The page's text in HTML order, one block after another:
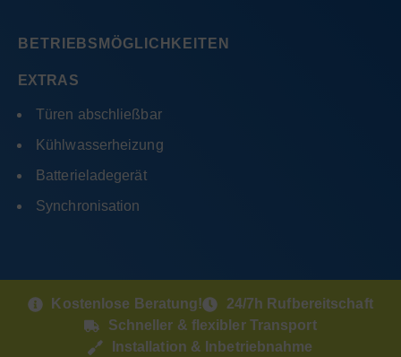
BETRIEBSMÖGLICHKEITEN
EXTRAS
Türen abschließbar
Kühlwasserheizung
Batterieladegerät
Synchronisation
Kostenlose Beratung!
24/7h Rufbereitschaft
Schneller & flexibler Transport
Installation & Inbetriebnahme